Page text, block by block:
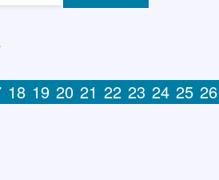
18 19 20 21 22 23 24 25 26